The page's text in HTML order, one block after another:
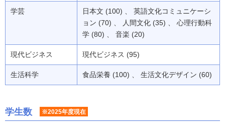
学芸
日本文 (100) 、 英語文化コミュニケーシ
ョン (70) 、 人間文化 (35) 、 心理行動科
学 (80) 、 音楽 (20)
現代ビジネス 現代ビジネス (95)
生活科学 食品栄養 (100) 、 生活文化デザイン (60)
学生数 ※2025年度現在